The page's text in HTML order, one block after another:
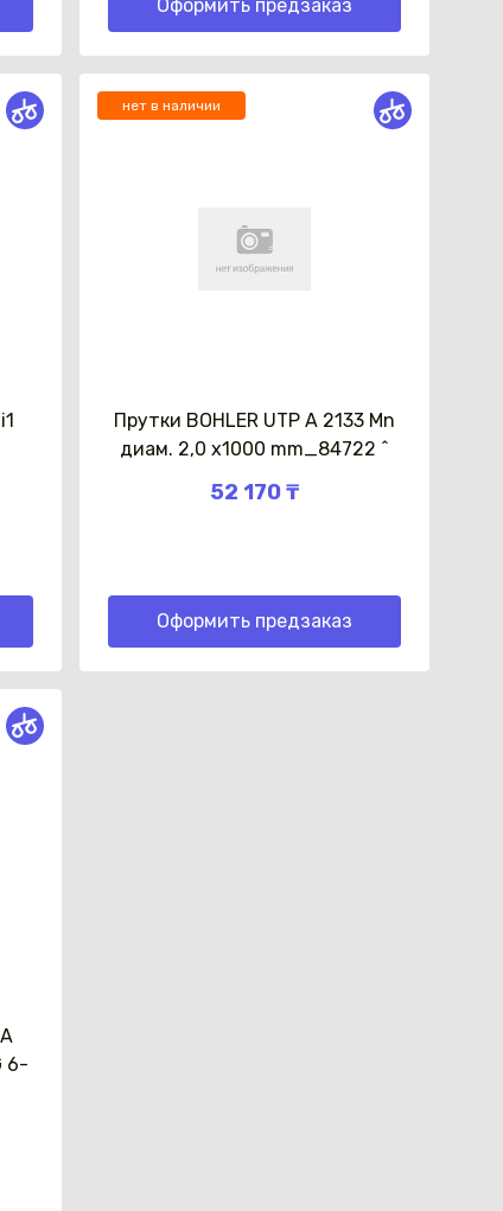
Оформить предзаказ
нет в наличии
Прутки BOHLER UTP A 2133 Mn
диам. 2,0 x1000 mm_84722 ^
52 170 ₸
Оформить предзаказ
6-